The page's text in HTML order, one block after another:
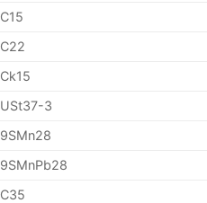
C15
C22
Ck15
USt37-3
9SMn28
9SMnPb28
C35